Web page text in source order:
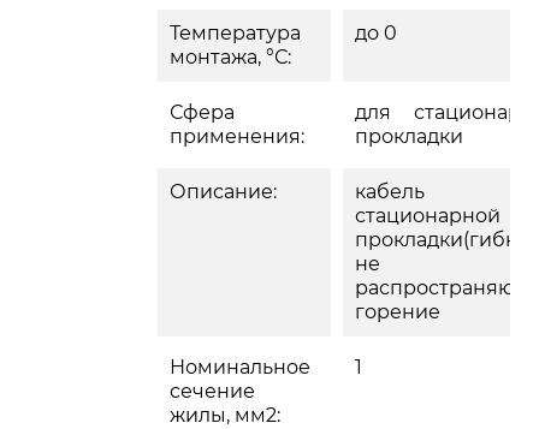
Температура
монтажа, °С:
до 0
Сфера
применения:
для
прокладки
Описание:
кабель
стационарной
не
горение
Номинальное
сечение
жилы, мм2:
1